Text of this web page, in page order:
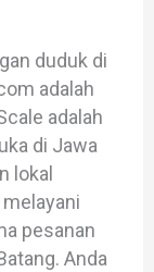
duduk di
adalah
adalah
di Jawa
lokal
pesanan
Anda